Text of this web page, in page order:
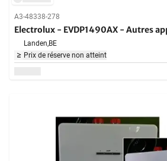
A3-48338-278
Electrolux - EVDP1490AX - Autres
Landen,BE
Prix de réserve non atteint